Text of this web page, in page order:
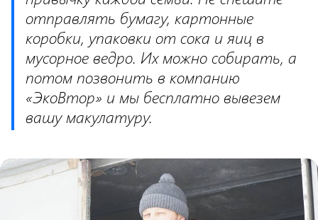
отправлять бумагу, картонные
коробки, упаковки от сока и яиц в
мусорное ведро. Их можно собирать, а
потом позвонить в компанию
«ЭкоВтор» и мы бесплатно вывезем
вашу макулатуру.